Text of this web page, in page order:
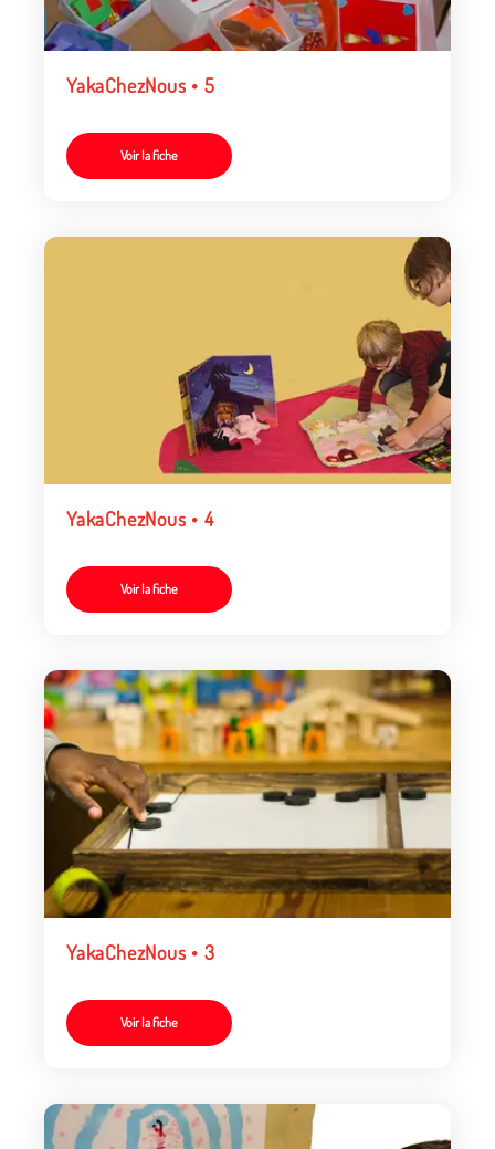
YakaChezNous • 5
Voir la fiche
YakaChezNous • 4
Voir la fiche
YakaChezNous • 3
Voir la fiche